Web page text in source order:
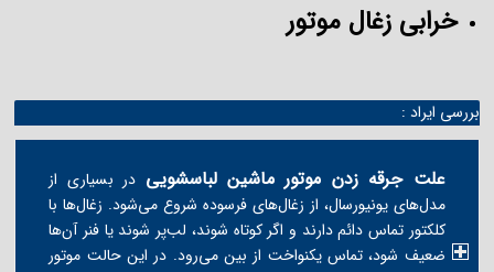
خرابی زغال موتور
بررسی ایراد :
علت جرقه زدن موتور ماشین لباسشویی در بسیاری از
مدل‌های یونیورسال، از زغال‌های فرسوده شروع می‌شود. زغال‌ها با
کلکتور تماس دائم دارند و اگر کوتاه شوند، لب‌پر شوند یا فنر آن‌ها
ضعیف شود، تماس یکنواخت از بین می‌رود. در این حالت موتور